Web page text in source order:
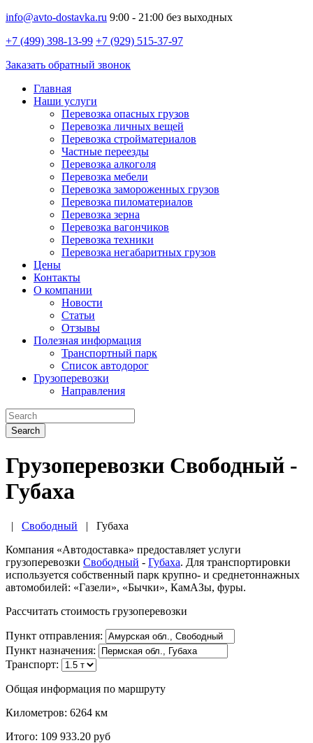
info@avto-dostavka.ru 9:00 - 21:00 без выходных
+7 (499) 398-13-99 +7 (929) 515-37-97
Заказать обратный звонок
Главная
Наши услуги
Перевозка опасных грузов
Перевозка личных вещей
Перевозка стройматериалов
Частные переезды
Перевозка алкоголя
Перевозка мебели
Перевозка замороженных грузов
Перевозка пиломатериалов
Перевозка зерна
Перевозка вагончиков
Перевозка техники
Перевозка негабаритных грузов
Цены
Контакты
О компании
Новости
Статьи
Отзывы
Полезная информация
Транспортный парк
Список автодорог
Грузоперевозки
Направления
Search
Грузоперевозки Свободный -
Губаха
| Свободный | Губаха
Компания «Автодоставка» предоставляет услуги
грузоперевозки Свободный - Губаха. Для транспортировки
используется собственный парк крупно- и среднетоннажных
автомобилей: «Газели», «Бычки», КамАЗы, фуры.
Рассчитать стоимость грузоперевозки
Пункт отправления:
Пункт назначения:
Транспорт:
Общая информация по маршруту
Километров: 6264 км
Итого: 109 933.20 руб